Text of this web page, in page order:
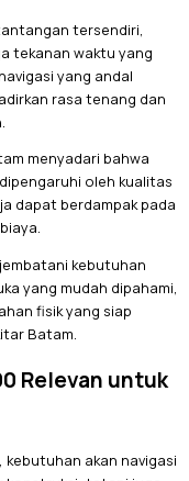
tersendiri,
tekanan waktu yang
yang andal
rasa tenang dan
menyadari bahwa
oleh kualitas
dapat berdampak pada
kebutuhan
yang mudah dipahami,
fisik yang siap
Batam.
Relevan untuk
akan navigasi